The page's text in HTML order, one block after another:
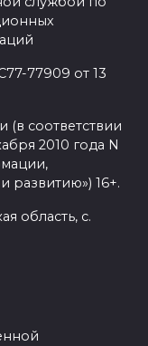
77909 от 13
соответствии
2010 года N
16+.
область, с.